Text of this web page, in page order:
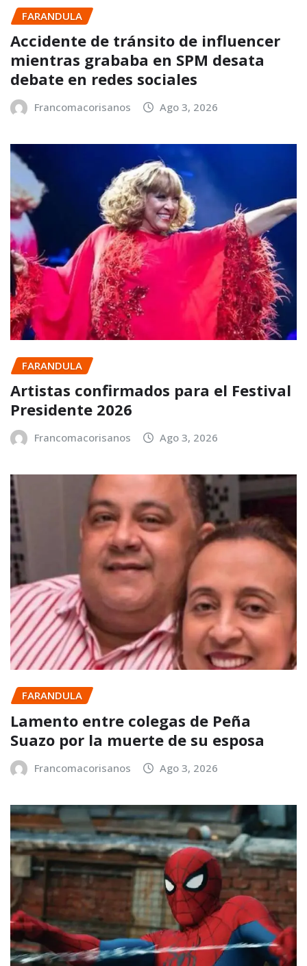
FARANDULA
Accidente de tránsito de influencer
mientras grababa en SPM desata
debate en redes sociales
Francomacorisanos Ago 3, 2026
FARANDULA
Artistas confirmados para el Festival
Presidente 2026
Francomacorisanos Ago 3, 2026
FARANDULA
Lamento entre colegas de Peña
Suazo por la muerte de su esposa
Francomacorisanos Ago 3, 2026